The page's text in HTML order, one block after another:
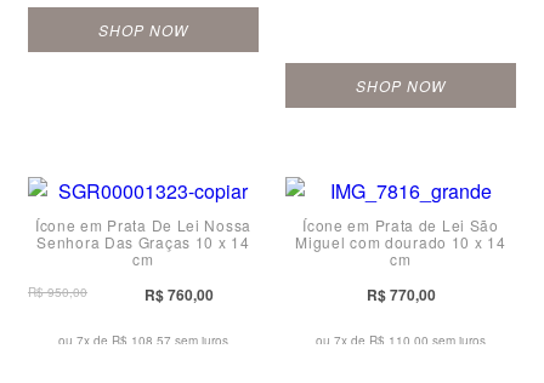
SHOP NOW
SHOP NOW
Ícone em Prata De Lei Nossa
Senhora Das Graças 10 x 14
cm
R$ 950,00 R$ 760,00
ou 7x de R$ 108,57 sem juros
Ícone em Prata de Lei São
Miguel com dourado 10 x 14
cm
R$ 770,00
ou 7x de R$ 110,00 sem juros